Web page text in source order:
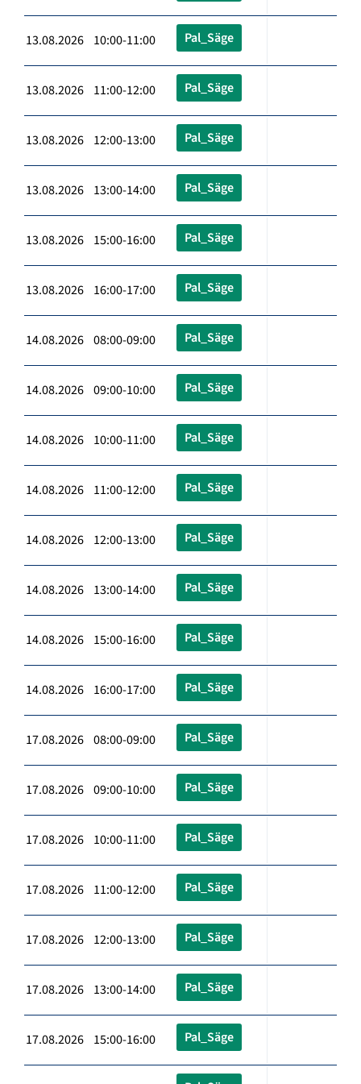
13.08.2026 10:00-11:00 Pal_Säge
13.08.2026 11:00-12:00 Pal_Säge
13.08.2026 12:00-13:00 Pal_Säge
13.08.2026 13:00-14:00 Pal_Säge
13.08.2026 15:00-16:00 Pal_Säge
13.08.2026 16:00-17:00 Pal_Säge
14.08.2026 08:00-09:00 Pal_Säge
14.08.2026 09:00-10:00 Pal_Säge
14.08.2026 10:00-11:00 Pal_Säge
14.08.2026 11:00-12:00 Pal_Säge
14.08.2026 12:00-13:00 Pal_Säge
14.08.2026 13:00-14:00 Pal_Säge
14.08.2026 15:00-16:00 Pal_Säge
14.08.2026 16:00-17:00 Pal_Säge
17.08.2026 08:00-09:00 Pal_Säge
17.08.2026 09:00-10:00 Pal_Säge
17.08.2026 10:00-11:00 Pal_Säge
17.08.2026 11:00-12:00 Pal_Säge
17.08.2026 12:00-13:00 Pal_Säge
17.08.2026 13:00-14:00 Pal_Säge
17.08.2026 15:00-16:00 Pal_Säge